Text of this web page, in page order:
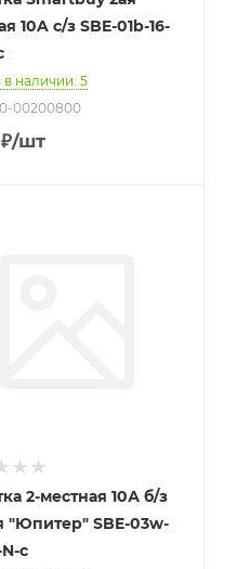
10A с/з SBE-01b-16-
в наличии: 5
00200800
₽/шт
2-местная 10А б/з
"Юпитер" SBE-03w-
N-c